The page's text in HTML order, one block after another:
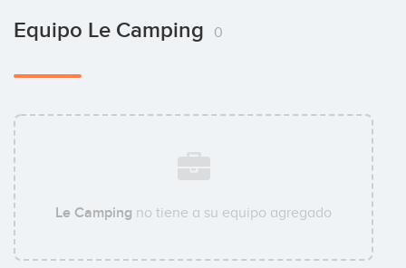
Equipo Le Camping 0
Le Camping no tiene a su equipo agregado